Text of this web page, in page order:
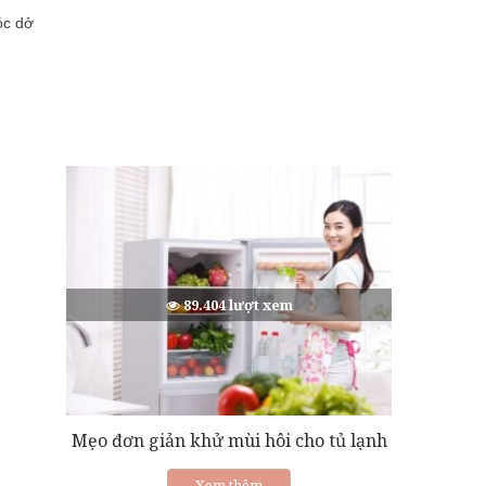
dở
89.404 lượt xem
Mẹo đơn giản khử mùi hôi cho tủ lạnh